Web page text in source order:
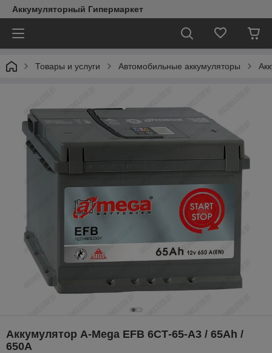
Аккумуляторный Гипермаркет
Товары и услуги Автомобильные аккумуляторы
Аккумулятор A-Mega EFB 6СТ-65-А3 / 65Ah /
650А